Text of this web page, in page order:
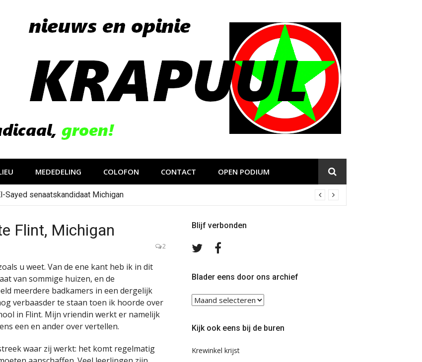
MEDEDELING COLOFON CONTACT OPEN PODIUM
Sayed senaatskandidaat Michigan
Flint, Michigan
2
u weet. Van de ene kant heb ik in dit
van sommige huizen, en de
meerdere badkamers in een dergelijk
verbaasder te staan toen ik hoorde over
in Flint. Mijn vriendin werkt er namelijk
een en ander over vertellen.
waar zij werkt: het komt regelmatig
Blijf verbonden
Volg
TwitterFacebook
Blader eens door ons archief
Blader
eens
ons
Kijk ook eens bij de buren
Krewinkel krijst